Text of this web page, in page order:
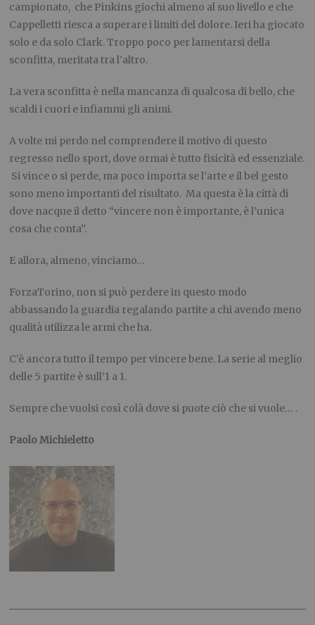
campionato, che Pinkins giochi almeno al suo livello e che
Cappelletti riesca a superare i limiti del dolore. Ieri ha giocato
solo e da solo Clark. Troppo poco per lamentarsi della
sconfitta, meritata tra l’altro.
La vera sconfitta è nella mancanza di qualcosa di bello, che
scaldi i cuori e infiammi gli animi.
A volte mi perdo nel comprendere il motivo di questo
regresso nello sport, dove ormai è tutto fisicità ed essenziale.
Si vince o si perde, ma poco importa se l’arte e il bel gesto
sono meno importanti del risultato. Ma questa è la città di
dove nacque il detto “vincere non è importante, è l’unica
cosa che conta”.
E allora, almeno, vinciamo…
ForzaTorino, non si può perdere in questo modo
abbassando la guardia regalando partite a chi avendo meno
qualità utilizza le armi che ha.
C’è ancora tutto il tempo per vincere bene. La serie al meglio
delle 5 partite è sull’1 a 1.
Sempre che vuolsi così colà dove si puote ciò che si vuole… .
Paolo Michieletto